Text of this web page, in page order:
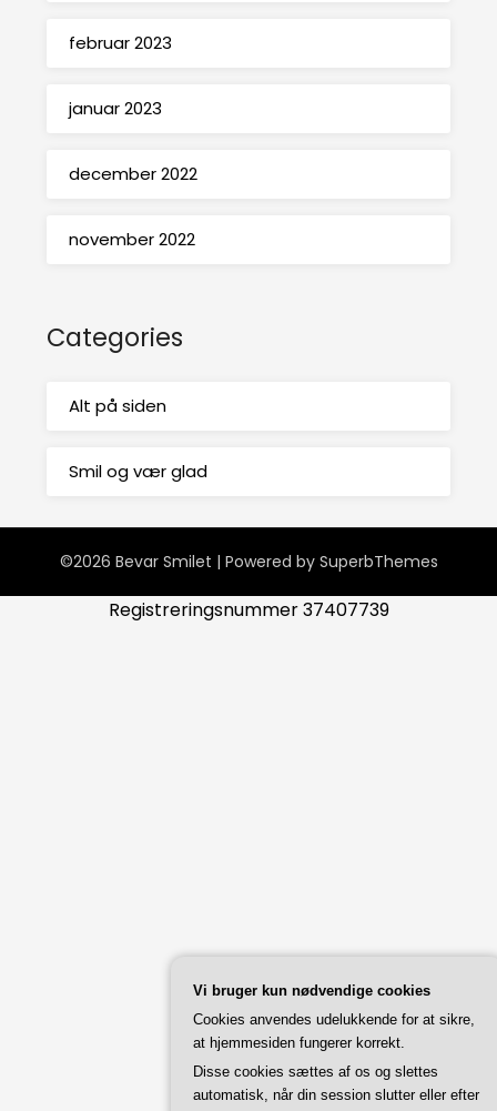
februar 2023
januar 2023
december 2022
november 2022
Categories
Alt på siden
Smil og vær glad
©2026 Bevar Smilet | Powered by SuperbThemes
Registreringsnummer 37407739
Vi bruger kun nødvendige cookies
Cookies anvendes udelukkende for at sikre,
at hjemmesiden fungerer korrekt.
Disse cookies sættes af os og slettes
automatisk, når din session slutter eller efter